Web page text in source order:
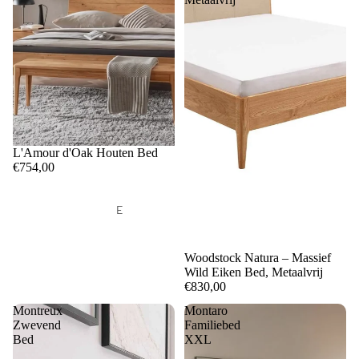
l
a
s
s
C
o
c
T
o
n
s
b
e
d
d
n
f
a
b
E
r
o
L'Amour d'Oak Houten Bed
€754,00
Woodstock Natura – Massief
Wild Eiken Bed, Metaalvrij
€830,00
Montreux
Zwevend
Bed
Montaro
Familiebed
XXL